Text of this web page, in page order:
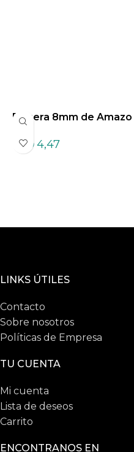
Pulsera 8mm de Amazo
USD 4,47
LINKS ÚTILES
Contacto
Sobre nosotros
Políticas de Empresa
TU CUENTA
Mi cuenta
Lista de deseos
Carrito
ENCONTRANOS EN